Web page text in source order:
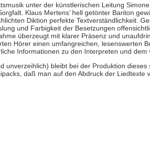
unter der künstlerischen Leitung
Klaus Mertens’ hell getönter Bariton
Diktion perfekte Textverständlichkeit.
und Farbigkeit der Besetzungen
überzeugt mit klarer Präsenz und
Hörer einen umfangreichen, lesenswerten
Informationen zu den Interpreten und dem
unverzeihlich) bleibt bei der Produktion
daß man auf den Abdruck der Liedtexte